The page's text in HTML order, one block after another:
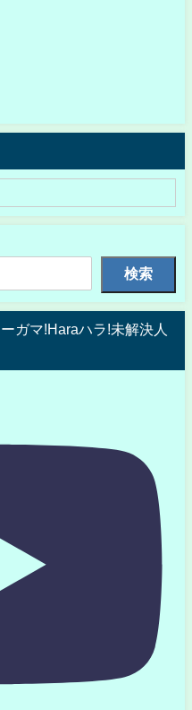
検索
ガマ!Haraハラ!未解決人